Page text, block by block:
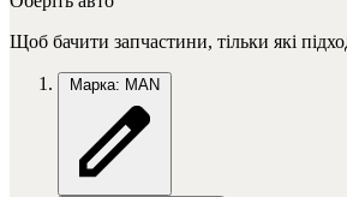
Щоб бачити запчастини, тільки які
Марка: MAN